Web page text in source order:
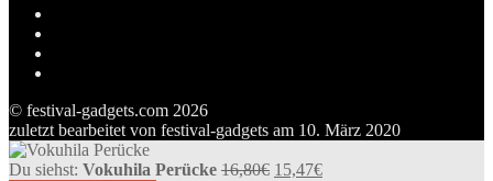
anzeigen
Twitter
anzeigen
auf
Pinterest
anzeigen
© festival-gadgets.com 2026
zuletzt bearbeitet von festival-gadgets am 10. März 2020
Du siehst: Vokuhila Perücke 16,80€ 15,47€